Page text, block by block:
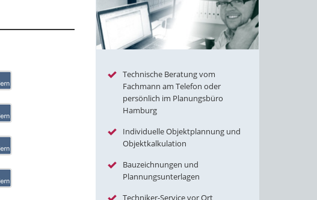
Technische Beratung vom
Fachmann am Telefon oder
persönlich im Planungsbüro
Hamburg
Individuelle Objektplannung und
Objektkalkulation
Bauzeichnungen und
Plannungsunterlagen
Techniker-Service vor Ort